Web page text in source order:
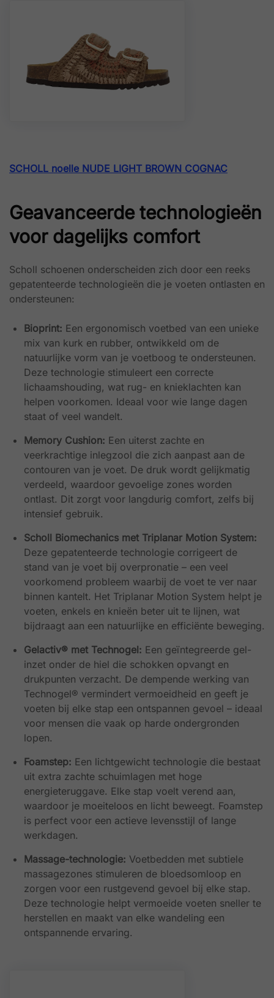
SCHOLL noelle NUDE LIGHT BROWN COGNAC
Geavanceerde technologieën
voor dagelijks comfort
Scholl schoenen onderscheiden zich door een reeks
gepatenteerde technologieën die je voeten ontlasten en
ondersteunen:
Bioprint: Een ergonomisch voetbed van een unieke
mix van kurk en rubber, ontwikkeld om de
natuurlijke vorm van je voetboog te ondersteunen.
Deze technologie stimuleert een correcte
lichaamshouding, wat rug- en knieklachten kan
helpen voorkomen. Ideaal voor wie lange dagen
staat of veel wandelt.
Memory Cushion: Een uiterst zachte en
veerkrachtige inlegzool die zich aanpast aan de
contouren van je voet. De druk wordt gelijkmatig
verdeeld, waardoor gevoelige zones worden
ontlast. Dit zorgt voor langdurig comfort, zelfs bij
intensief gebruik.
Scholl Biomechanics met Triplanar Motion System:
Deze gepatenteerde technologie corrigeert de
stand van je voet bij overpronatie – een veel
voorkomend probleem waarbij de voet te ver naar
binnen kantelt. Het Triplanar Motion System helpt je
voeten, enkels en knieën beter uit te lijnen, wat
bijdraagt aan een natuurlijke en efficiënte beweging.
Gelactiv® met Technogel: Een geïntegreerde gel-
inzet onder de hiel die schokken opvangt en
drukpunten verzacht. De dempende werking van
Technogel® vermindert vermoeidheid en geeft je
voeten bij elke stap een ontspannen gevoel – ideaal
voor mensen die vaak op harde ondergronden
lopen.
Foamstep: Een lichtgewicht technologie die bestaat
uit extra zachte schuimlagen met hoge
energieteruggave. Elke stap voelt verend aan,
waardoor je moeiteloos en licht beweegt. Foamstep
is perfect voor een actieve levensstijl of lange
werkdagen.
Massage-technologie: Voetbedden met subtiele
massagezones stimuleren de bloedsomloop en
zorgen voor een rustgevend gevoel bij elke stap.
Deze technologie helpt vermoeide voeten sneller te
herstellen en maakt van elke wandeling een
ontspannende ervaring.